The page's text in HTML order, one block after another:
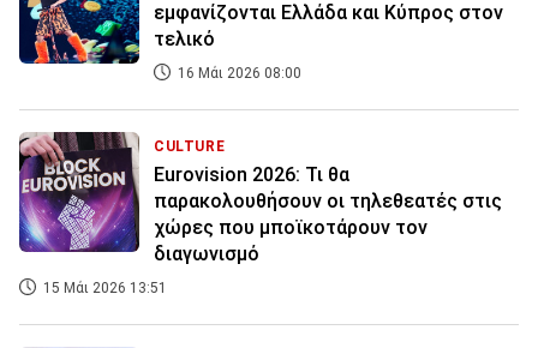
εμφανίζονται Ελλάδα και Κύπρος στον
τελικό
16 Μάι 2026 08:00
CULTURE
Eurovision 2026: Τι θα
παρακολουθήσουν οι τηλεθεατές στις
χώρες που μποϊκοτάρουν τον
διαγωνισμό
15 Μάι 2026 13:51